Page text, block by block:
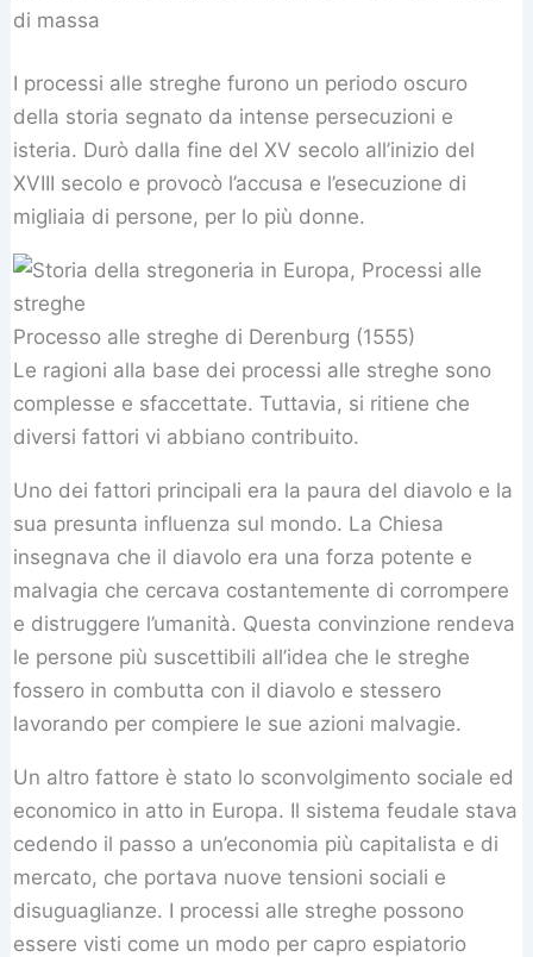
di massa
I processi alle streghe furono un periodo oscuro
della storia segnato da intense persecuzioni e
isteria. Durò dalla fine del XV secolo all’inizio del
XVIII secolo e provocò l’accusa e l’esecuzione di
migliaia di persone, per lo più donne.
Processo alle streghe di Derenburg (1555)
Le ragioni alla base dei processi alle streghe sono
complesse e sfaccettate. Tuttavia, si ritiene che
diversi fattori vi abbiano contribuito.
Uno dei fattori principali era la paura del diavolo e la
sua presunta influenza sul mondo. La Chiesa
insegnava che il diavolo era una forza potente e
malvagia che cercava costantemente di corrompere
e distruggere l’umanità. Questa convinzione rendeva
le persone più suscettibili all’idea che le streghe
fossero in combutta con il diavolo e stessero
lavorando per compiere le sue azioni malvagie.
Un altro fattore è stato lo sconvolgimento sociale ed
economico in atto in Europa. Il sistema feudale stava
cedendo il passo a un’economia più capitalista e di
mercato, che portava nuove tensioni sociali e
disuguaglianze. I processi alle streghe possono
essere visti come un modo per capro espiatorio